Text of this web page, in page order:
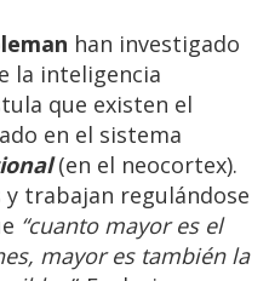
han investigado
la inteligencia
que existen el
en el sistema
(en el neocortex).
trabajan regulándose
“cuanto mayor es el
mayor es también la